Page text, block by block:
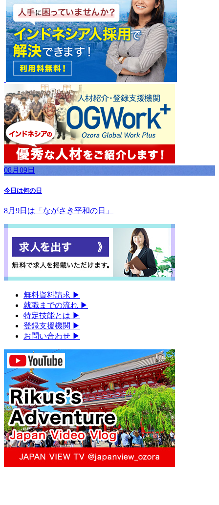
08月09日
今日は何の日
8月9日は「ながさき平和の日」
無料資料請求 ▶︎
就職までの流れ ▶︎
特定技能とは ▶︎
登録支援機関 ▶︎
お問い合わせ ▶︎